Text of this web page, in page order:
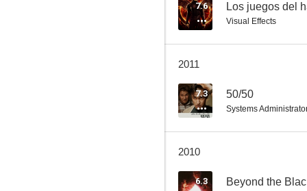
7.6 Los juegos del
Visual Effects
2011
7.3 50/50
Systems
2010
6.3 Beyond the